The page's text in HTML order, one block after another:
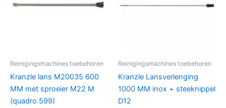
Reinigingsmachines toebehoren
Kranzle lans M20035 600
MM met sproeier M22 M
(quadro 599)
Reinigingsmachines toebehoren
Kranzle Lansverlenging
1000 MM inox + steeknippel
D12